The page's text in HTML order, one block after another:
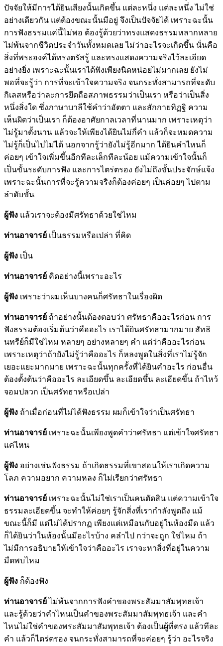
ปัจจัยให้มีการได้ยินเสียงนั้นเกิดขึ้น แต่ละหนึ่ง แต่ละหนึ่ง ไม่ใช่
อย่างเดียวกัน แต่ต้องขณะนั้นมีอยู่ จึงเป็นปัจจัยได้ เพราะฉะนั้น
การฟังธรรมแค่นี้ไม่พอ ต้องรู้ด้วยว่าทรงแสดงธรรมหลากหลาย
ไม่พ้นจากชีวิตประจำวันทั้งหมดเลย ไม่ว่าอะไรจะเกิดขึ้น นั่นคือ
สิ่งที่พระองค์ได้ทรงตรัสรู้ และทรงแสดงความจริงไว้ละเอียด
อย่างยิ่ง เพราะฉะนั้นเราได้ฟังเพียงนิดหน่อยไม่มากเลย ยังไม่
พอที่จะรู้ว่า การที่จะเข้าใจความจริง จนกระทั่งสามารถที่จะดับ
กิเลสหรือว่าละการยึดถือสภาพธรรมว่าเป็นเรา หรือว่าเป็นสิ่ง
หนึ่งสิ่งใด ซึ่งภาษาบาลีใช้คำว่าอัตตา และสักกายทิฏฐิ ความ
เห็นผิดว่าเป็นเรา ก็ต้องอาศัยกาลเวลาที่นานมาก เพราะเหตุว่า
ไม่รู้มาตั้งนาน แล้วจะให้เพียงได้ยินไม่กี่คำ แล้วก็จะหมดความ
ไม่รู้ก็เป็นไปไม่ได้ นอกจากรู้ว่ายังไม่รู้อีกมาก ได้ยินคำไหนก็
ค่อยๆ เข้าใจเพิ่มขึ้นอีกทีละเล็กทีละน้อย แม้ความเข้าใจนั้นก็
เป็นขั้นระดับการฟัง และการไตร่ตรอง ยังไม่ถึงขั้นประจักษ์แจ้ง
เพราะฉะนั้นการที่จะรู้ความจริงก็ต้องค่อยๆ เป็นค่อยๆ ไปตาม
ลำดับขั้น
ผู้ฟัง แล้วเราจะต้องมีศรัทธาด้วยใช่ไหม
ท่านอาจารย์ เป็นธรรมหรือเปล่า ที่คิด
ผู้ฟัง เป็น
ท่านอาจารย์ คิดอย่างนี้เพราะอะไร
ผู้ฟัง เพราะว่าผมเห็นบางคนก็ศรัทธาในเรื่องผิด
ท่านอาจารย์ ถ้าอย่างนั้นต้องตอบว่า ศรัทธาคืออะไรก่อน การ
ฟังธรรมต้องเริ่มต้นว่าคืออะไร เราได้ยินศรัทธามากมาย สัทธิ
นทรีย์ก็มีใช่ไหม หลายๆ อย่างหลายๆ คำ แต่ว่าคืออะไรก่อน
เพราะเหตุว่าถ้ายังไม่รู้ว่าคืออะไร ก็หลงพูดในสิ่งที่เราไม่รู้จัก
เยอะแยะมากมาย เพราะฉะนั้นทุกครั้งที่ได้ยินคำอะไร ก่อนอื่น
ต้องตั้งต้นว่าคืออะไร ละเอียดขึ้น ละเอียดขึ้น ละเอียดขึ้น ถ้าไหว้
จอมปลวก เป็นศรัทธาหรือเปล่า
ผู้ฟัง ถ้าเมื่อก่อนที่ไม่ได้ฟังธรรม ผมก็เข้าใจว่าเป็นศรัทธา
ท่านอาจารย์ เพราะฉะนั้นเพียงพูดคำว่าศรัทธา แต่เข้าใจศรัทธา
แค่ไหน
ผู้ฟัง อย่างเช่นฟังธรรม ถ้าเกิดธรรมที่เขาสอนให้เราเกิดความ
โลภ ความอยาก ความหลง ก็ไม่เรียกว่าศรัทธา
ท่านอาจารย์ เพราะฉะนั้นไม่ใช่เราเป็นคนตัดสิน แต่ความเข้าใจ
ธรรมละเอียดขึ้น จะทำให้ค่อยๆ รู้จักสิ่งที่เรากำลังพูดถึง แม้
ขณะนี้ก็มี แต่ไม่ได้ปรากฏ เพียงแต่เหมือนกับอยู่ในห้องมืด แล้ว
ก็ได้ยินว่าในห้องนั้นมีอะไรบ้าง คลำไป กว่าจะถูก ใช่ไหม ถ้า
ไม่มีการอธิบายให้เข้าใจว่าคืออะไร เราจะหาสิ่งที่อยู่ในความ
มืดพบไหม
ผู้ฟัง ก็ต้องฟัง
ท่านอาจารย์ไม่พ้นจากการฟังคำของพระสัมมาสัมพุทธเจ้า
และรู้ด้วยว่าคำไหนเป็นคำของพระสัมมาสัมพุทธเจ้า และคำ
ไหนไม่ใช่คำของพระสัมมาสัมพุทธเจ้า ต้องเป็นผู้ที่ตรง แล้วทีละ
คำ แล้วก็ไตร่ตรอง จนกระทั่งสามารถที่จะค่อยๆ รู้ว่า อะไรจริง